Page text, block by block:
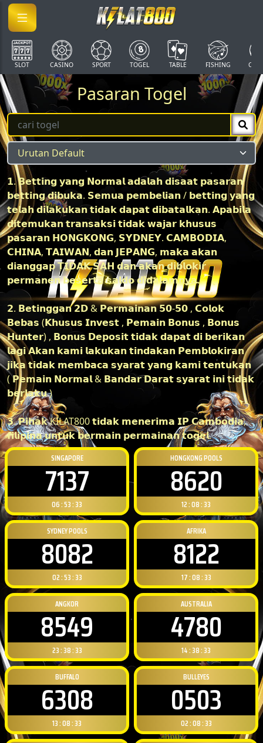
SLOT CASINO SPORT TOGEL TABLE FISHING
Pasaran Togel
𝟭. 𝗕𝗲𝘁𝘁𝗶𝗻𝗴 𝘆𝗮𝗻𝗴 𝗡𝗼𝗿𝗺𝗮𝗹 𝗮𝗱𝗮𝗹𝗮𝗵 𝗱𝗶𝘀𝗮𝗮𝘁 𝗽𝗮𝘀𝗮𝗿𝗮𝗻
𝗯𝗲𝘁𝘁𝗶𝗻𝗴 𝗱𝗶𝗯𝘂𝗸𝗮. 𝗦𝗲𝗺𝘂𝗮 𝗽𝗲𝗺𝗯𝗲𝗹𝗶𝗮𝗻 / 𝗯𝗲𝘁𝘁𝗶𝗻𝗴 𝘆𝗮𝗻𝗴
𝘁𝗲𝗹𝗮𝗵 𝗱𝗶𝗹𝗮𝗸𝘂𝗸𝗮𝗻 𝘁𝗶𝗱𝗮𝗸 𝗱𝗮𝗽𝗮𝘁 𝗱𝗶𝗯𝗮𝘁𝗮𝗹𝗸𝗮𝗻. 𝗔𝗽𝗮𝗯𝗶𝗹𝗮
𝗱𝗶𝘁𝗲𝗺𝘂𝗸𝗮𝗻 𝘁𝗿𝗮𝗻𝘀𝗮𝗸𝘀𝗶 𝘁𝗶𝗱𝗮𝗸 𝘄𝗮𝗷𝗮𝗿 𝗸𝗵𝘂𝘀𝘂𝘀
𝗽𝗮𝘀𝗮𝗿𝗮𝗻 𝗛𝗢𝗡𝗚𝗞𝗢𝗡𝗚, 𝗦𝗬𝗗𝗡𝗘𝗬. 𝗖𝗔𝗠𝗕𝗢𝗗𝗜𝗔,
𝗖𝗛𝗜𝗡𝗔, 𝗧𝗔𝗜𝗪𝗔𝗡, 𝗱𝗮𝗻 𝗝𝗘𝗣𝗔𝗡𝗚, 𝗺𝗮𝗸𝗮 𝗮𝗸𝗮𝗻
𝗱𝗶𝗮𝗻𝗴𝗴𝗮𝗽 𝗧𝗜𝗗𝗔𝗞 𝗦𝗔𝗛 𝗱𝗮𝗻 𝗮𝗸𝗮𝗻 𝗱𝗶𝗯𝗹𝗼𝗸𝗶𝗿
𝗽𝗲𝗿𝗺𝗮𝗻𝗲𝗻 𝗯𝗲𝘀𝗲𝗿𝘁𝗮 𝘀𝗮𝗹𝗱𝗼 𝗱𝗶𝗱𝗮𝗹𝗮𝗺𝗻𝘆𝗮.
𝟮. 𝗕𝗲𝘁𝗶𝗻𝗴𝗴𝗮𝗻 𝟮𝗗 & 𝗣𝗲𝗿𝗺𝗮𝗶𝗻𝗮𝗻 𝟱𝟬-𝟱𝟬 , 𝗖𝗼𝗹𝗼𝗸
𝗕𝗲𝗯𝗮𝘀 (𝗞𝗵𝘂𝘀𝘂𝘀 𝗜𝗻𝘃𝗲𝘀𝘁 , 𝗣𝗲𝗺𝗮𝗶𝗻 𝗕𝗼𝗻𝘂𝘀 , 𝗕𝗼𝗻𝘂𝘀
𝗛𝘂𝗻𝘁𝗲𝗿) , 𝗕𝗼𝗻𝘂𝘀 𝗗𝗲𝗽𝗼𝘀𝗶𝘁 𝘁𝗶𝗱𝗮𝗸 𝗱𝗮𝗽𝗮𝘁 𝗱𝗶 𝗯𝗲𝗿𝗶𝗸𝗮𝗻
𝗹𝗮𝗴𝗶 𝗔𝗸𝗮𝗻 𝗸𝗮𝗺𝗶 𝗹𝗮𝗸𝘂𝗸𝗮𝗻 𝘁𝗶𝗻𝗱𝗮𝗸𝗮𝗻 𝗣𝗲𝗺𝗯𝗹𝗼𝗸𝗶𝗿𝗮𝗻
𝗷𝗶𝗸𝗮 𝘁𝗶𝗱𝗮𝗸 𝗺𝗲𝗺𝗯𝗮𝗰𝗮 𝘀𝘆𝗮𝗿𝗮𝘁 𝘆𝗮𝗻𝗴 𝗸𝗮𝗺𝗶 𝘁𝗲𝗻𝘁𝘂𝗸𝗮𝗻
( 𝗣𝗲𝗺𝗮𝗶𝗻 𝗡𝗼𝗿𝗺𝗮𝗹 & 𝗕𝗮𝗻𝗱𝗮𝗿 𝗗𝗮𝗿𝗮𝘁 𝘀𝘆𝗮𝗿𝗮𝘁 𝗶𝗻𝗶 𝘁𝗶𝗱𝗮𝗸
𝗯𝗲𝗿𝗹𝗮𝗸𝘂 )
𝟯. 𝗣𝗶𝗵𝗮𝗸 KILAT800 𝘁𝗶𝗱𝗮𝗸 𝗺𝗲𝗻𝗲𝗿𝗶𝗺𝗮 𝗜𝗣 𝗖𝗮𝗺𝗯𝗼𝗱𝗶𝗮,
𝗳𝗶𝗹𝗶𝗽𝗶𝗻𝗮 𝘂𝗻𝘁𝘂𝗸 𝗯𝗲𝗿𝗺𝗮𝗶𝗻 𝗽𝗲𝗿𝗺𝗮𝗶𝗻𝗮𝗻 𝘁𝗼𝗴𝗲𝗹.
SINGAPORE
7137
06 : 53 : 32
HONGKONG POOLS
8620
12 : 08 : 32
SYDNEY POOLS
8082
02 : 53 : 32
AFRIKA
8122
17 : 08 : 32
ANGKOR
8549
23 : 38 : 32
AUSTRALIA
4780
14 : 38 : 32
BUFFALO
6308
13 : 08 : 32
BULLEYES
0503
02 : 08 : 32